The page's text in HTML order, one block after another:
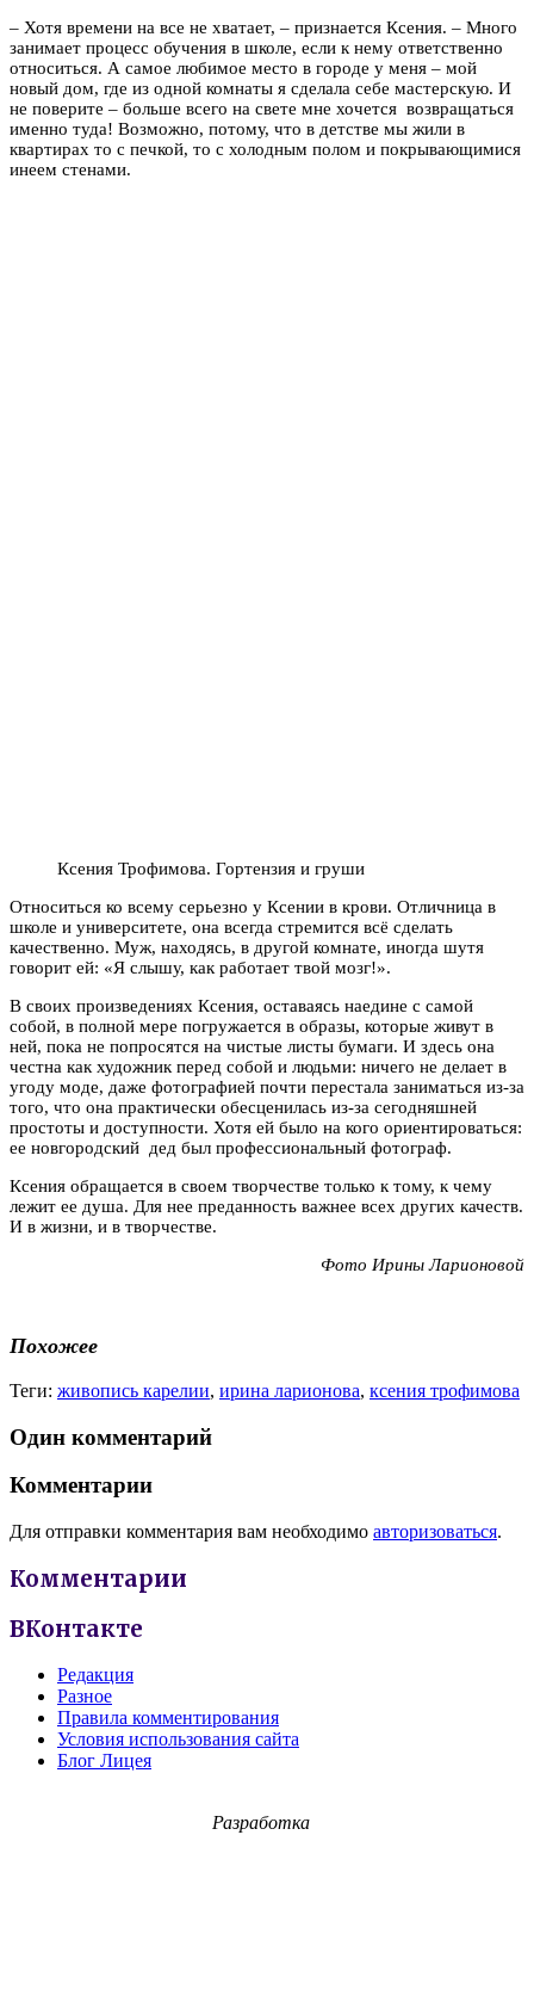
– Хотя времени на все не хватает, – признается Ксения. – Много
занимает процесс обучения в школе, если к нему ответственно
относиться. А самое любимое место в городе у меня – мой
новый дом, где из одной комнаты я сделала себе мастерскую. И
не поверите – больше всего на свете мне хочется возвращаться
именно туда! Возможно, потому, что в детстве мы жили в
квартирах то с печкой, то с холодным полом и покрывающимися
инеем стенами.
Ксения Трофимова. Гортензия и груши
Относиться ко всему серьезно у Ксении в крови. Отличница в
школе и университете, она всегда стремится всё сделать
качественно. Муж, находясь, в другой комнате, иногда шутя
говорит ей: «Я слышу, как работает твой мозг!».
В своих произведениях Ксения, оставаясь наедине с самой
собой, в полной мере погружается в образы, которые живут в
ней, пока не попросятся на чистые листы бумаги. И здесь она
честна как художник перед собой и людьми: ничего не делает в
угоду моде, даже фотографией почти перестала заниматься из-за
того, что она практически обесценилась из-за сегодняшней
простоты и доступности. Хотя ей было на кого ориентироваться:
ее новгородский дед был профессиональный фотограф.
Ксения обращается в своем творчестве только к тому, к чему
лежит ее душа. Для нее преданность важнее всех других качеств.
И в жизни, и в творчестве.
Фото Ирины Ларионовой
Похожее
Теги: живопись карелии, ирина ларионова, ксения трофимова
Один комментарий
Комментарии
Для отправки комментария вам необходимо авторизоваться.
Комментарии
ВКонтакте
Редакция
Разное
Правила комментирования
Условия использования сайта
Блог Лицея
Разработка